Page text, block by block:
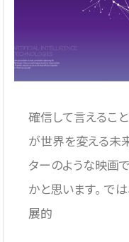
確信して言えるこ
が世界を変える未
ターのような映画
かと思います。 で
展的